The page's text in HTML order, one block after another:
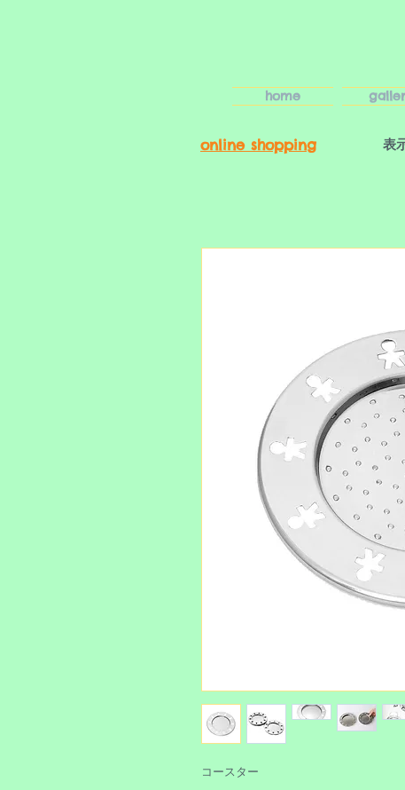
home
コースター
表
online shopping